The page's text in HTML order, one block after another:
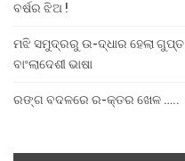
ବର୍ଷର ଝିଅ !
ମଝି ସମୁଦ୍ରରୁ ଉ-ଦ୍ଧାର ହେଲା ଗୁପ୍ତ-
ବାଂଲାଦେଶୀ ଭାଷା
ରଙ୍ଗ ବଦଳରେ ର-କ୍ତର ଖେଳ …..